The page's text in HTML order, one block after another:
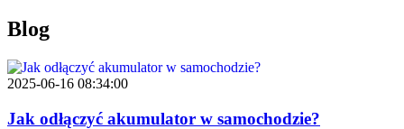
Blog
2025-06-16 08:34:00
Jak odłączyć akumulator w samochodzie?